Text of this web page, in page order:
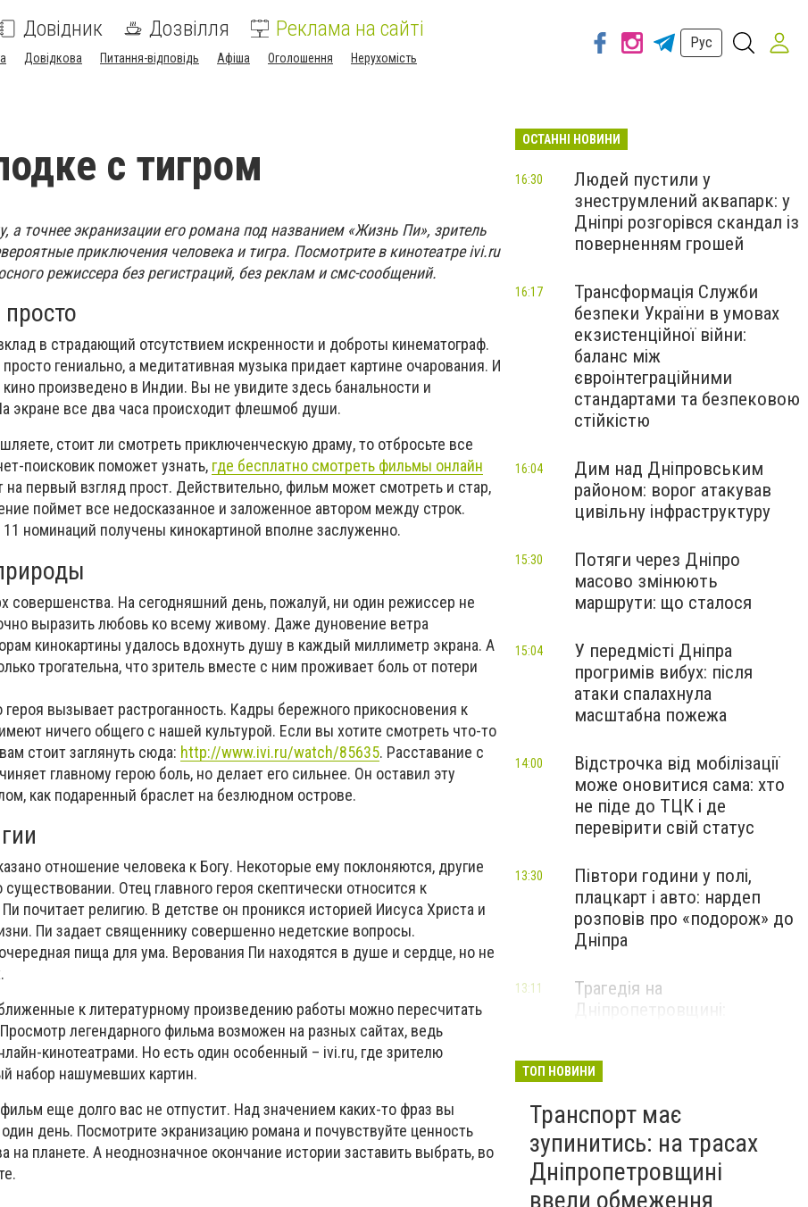
Довідник Дозвілля Реклама на сайті
Довідкова Питання-відповідь Афіша Оголошення Нерухомість
Рус
с тигром
а точнее экранизации его романа под названием «Жизнь Пи», зритель
приключения человека и тигра. Посмотрите в кинотеатре ivi.ru
режиссера без регистраций, без реклам и смс-сообщений.
в страдающий отсутствием искренности и доброты кинематограф.
гениально, а медитативная музыка придает картине очарования. И
кино произведено в Индии. Вы не увидите здесь банальности и
экране все два часа происходит флешмоб души.
стоит ли смотреть приключенческую драму, то отбросьте все
поисковик поможет узнать, где бесплатно смотреть фильмы онлайн
первый взгляд прост. Действительно, фильм может смотреть и стар,
поймет все недосказанное и заложенное автором между строк.
номинаций получены кинокартиной вполне заслуженно.
совершенства. На сегодняшний день, пожалуй, ни один режиссер не
выразить любовь ко всему живому. Даже дуновение ветра
кинокартины удалось вдохнуть душу в каждый миллиметр экрана. А
трогательна, что зритель вместе с ним проживает боль от потери
героя вызывает растроганность. Кадры бережного прикосновения к
ничего общего с нашей культурой. Если вы хотите смотреть что-то
стоит заглянуть сюда: http://www.ivi.ru/watch/85635. Расставание с
главному герою боль, но делает его сильнее. Он оставил эту
как подаренный браслет на безлюдном острове.
отношение человека к Богу. Некоторые ему поклоняются, другие
Отец главного героя скептически относится к
почитает религию. В детстве он проникся историей Иисуса Христа и
Пи задает священнику совершенно недетские вопросы.
пища для ума. Верования Пи находятся в душе и сердце, но не
к литературному произведению работы можно пересчитать
легендарного фильма возможен на разных сайтах, ведь
кинотеатрами. Но есть один особенный – ivi.ru, где зрителю
набор нашумевших картин.
еще долго вас не отпустит. Над значением каких-то фраз вы
день. Посмотрите экранизацию романа и почувствуйте ценность
на планете. А неоднозначное окончание истории заставить выбрать, во
ОСТАННІ НОВИНИ
Людей пустили у
знеструмлений аквапарк: у
Дніпрі розгорівся скандал із
поверненням грошей
16:30
Трансформація Служби
безпеки України в умовах
екзистенційної війни:
баланс між
євроінтеграційними
стандартами та безпековою
стійкістю
16:17
Дим над Дніпровським
районом: ворог атакував
цивільну інфраструктуру
16:04
Потяги через Дніпро
масово змінюють
маршрути: що сталося
15:30
У передмісті Дніпра
прогримів вибух: після
атаки спалахнула
масштабна пожежа
15:04
Відстрочка від мобілізації
може оновитися сама: хто
не піде до ТЦК і де
перевірити свій статус
14:00
Півтори години у полі,
плацкарт і авто: нардеп
розповів про «подорож» до
Дніпра
13:30
Трагедія на
Дніпропетровщині:
будинку
13:11
ТОП НОВИНИ
Транспорт має
зупинитись: на трасах
Дніпропетровщині
ввели обмеження